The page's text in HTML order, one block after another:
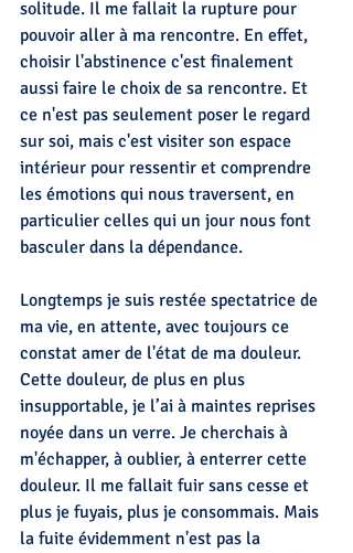
solitude. Il me fallait la rupture pour
pouvoir aller à ma rencontre. En effet,
choisir l'abstinence c'est finalement
aussi faire le choix de sa rencontre. Et
ce n'est pas seulement poser le regard
sur soi, mais c'est visiter son espace
intérieur pour ressentir et comprendre
les émotions qui nous traversent, en
particulier celles qui un jour nous font
basculer dans la dépendance.
Longtemps je suis restée spectatrice de
ma vie, en attente, avec toujours ce
constat amer de l'état de ma douleur.
Cette douleur, de plus en plus
insupportable, je l’ai à maintes reprises
noyée dans un verre. Je cherchais à
m'échapper, à oublier, à enterrer cette
douleur. Il me fallait fuir sans cesse et
plus je fuyais, plus je consommais. Mais
la fuite évidemment n'est pas la